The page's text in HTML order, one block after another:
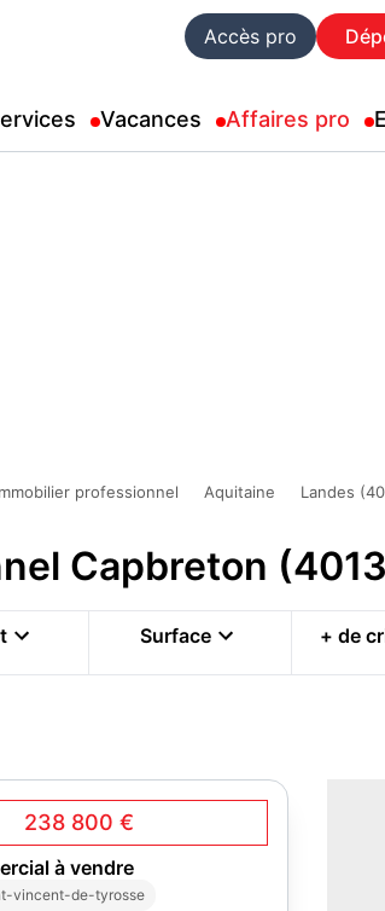
Accès pro
Vacances Affaires pro
professionnel Aquitaine Landes
Capbreton
Surface + de
238 800 €
à vendre
vincent-de-tyrosse